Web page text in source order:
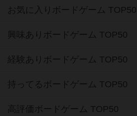
お気に入りボードゲーム TOP50
興味ありボードゲーム TOP50
経験ありボードゲーム TOP50
持ってるボードゲーム TOP50
高評価ボードゲーム TOP50